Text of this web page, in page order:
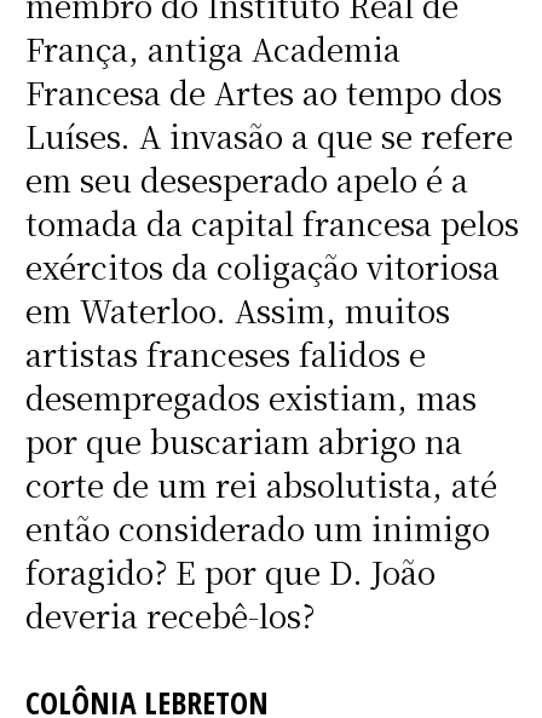
França, antiga Academia
Francesa de Artes ao tempo dos
Luíses. A invasão a que se refere
em seu desesperado apelo é a
tomada da capital francesa pelos
exércitos da coligação vitoriosa
em Waterloo. Assim, muitos
artistas franceses falidos e
desempregados existiam, mas
por que buscariam abrigo na
corte de um rei absolutista, até
então considerado um inimigo
foragido? E por que D. João
deveria recebê-los?
COLÔNIA LEBRETON